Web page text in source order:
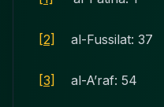
[2] al-Fussilat: 37
[3] al-A’raf: 54